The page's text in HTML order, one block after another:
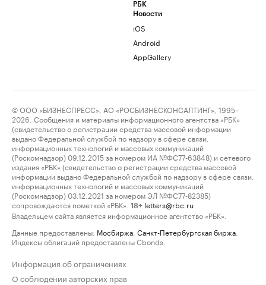
РБК
Новости
iOS
Android
AppGallery
© ООО «БИЗНЕСПРЕСС», АО «РОСБИЗНЕСКОНСАЛТИНГ», 1995–
2026. Сообщения и материалы информационного агентства «РБК»
(свидетельство о регистрации средства массовой информации
выдано Федеральной службой по надзору в сфере связи,
информационных технологий и массовых коммуникаций
(Роскомнадзор) 09.12.2015 за номером ИА №ФС77-63848) и сетевого
издания «РБК» (свидетельство о регистрации средства массовой
информации выдано Федеральной службой по надзору в сфере связи,
информационных технологий и массовых коммуникаций
(Роскомнадзор) 03.12.2021 за номером ЭЛ №ФС77-82385)
сопровождаются пометкой «РБК».
18+ letters@rbc.ru
Владельцем сайта является информационное агентство «РБК».
Данные предоставлены: Мосбиржа Санкт-Петербургская биржа
Индексы облигаций предоставлены Cbonds.
Информация об ограничениях
О соблюдении авторских прав